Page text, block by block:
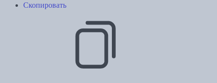
Скопировать